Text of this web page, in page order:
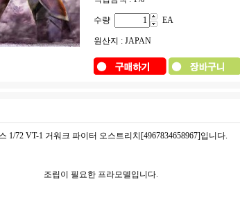
수량 EA
원산지 : JAPAN
1/72 VT-1 거워크 파이터 오스트리치[4967834658967]입니다.
조립이 필요한 프라모델입니다.